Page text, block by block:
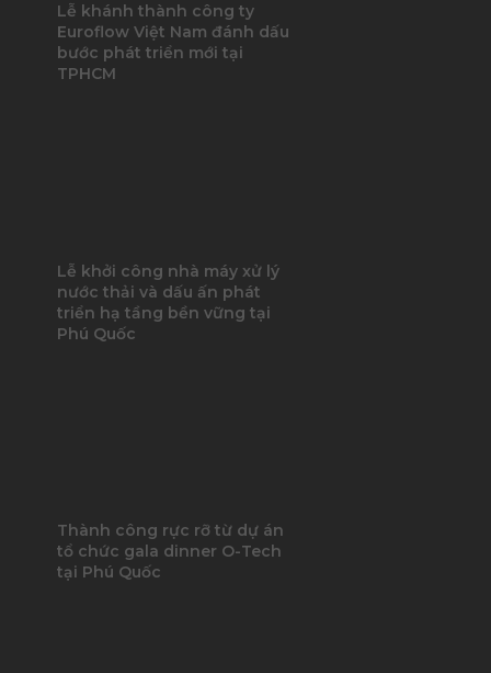
Lễ khánh thành công ty
Euroflow Việt Nam đánh dấu
bước phát triển mới tại
TPHCM
Lễ khởi công nhà máy xử lý
nước thải và dấu ấn phát
triển hạ tầng bền vững tại
Phú Quốc
Thành công rực rỡ từ dự án
tổ chức gala dinner O-Tech
tại Phú Quốc